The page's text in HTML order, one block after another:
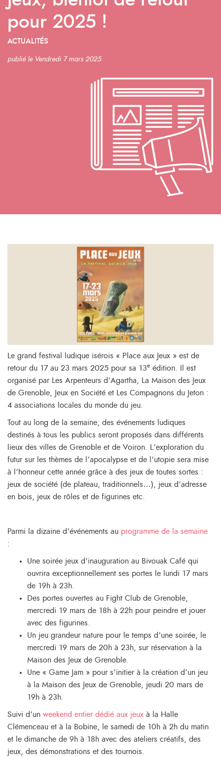
pour 2025 !
ACTUALITÉS
publié le Vendredi 7 mars 2025
Le grand festival ludique isérois « Place aux Jeux » est de
retour du 17 au 23 mars 2025 pour sa 13e édition. Il est
organisé par Les Arpenteurs d’Agartha, La Maison des Jeux
de Grenoble, Jeux en Société et Les Compagnons du Jeton :
4 associations locales du monde du jeu.
Tout au long de la semaine, des événements ludiques
destinés à tous les publics seront proposés dans différents
lieux des villes de Grenoble et de Voiron. L’exploration du
futur sur les thèmes de l’apocalypse et de l’utopie sera mise
à l’honneur cette année grâce à des jeux de toutes sortes :
jeux de société (de plateau, traditionnels…), jeux d’adresse
en bois, jeux de rôles et de figurines etc.
Parmi la dizaine d’événements au programme de la semaine
:
Une soirée jeux d’inauguration au Bivouak Café qui
ouvrira exceptionnellement ses portes le lundi 17 mars
de 19h à 23h.
Des portes ouvertes au Fight Club de Grenoble,
mercredi 19 mars de 18h à 22h pour peindre et jouer
avec des figurines.
Un jeu grandeur nature pour le temps d’une soirée, le
mercredi 19 mars de 20h à 23h, sur réservation à la
Maison des Jeux de Grenoble.
Une « Game Jam » pour s’initier à la création d’un jeu
à la Maison des Jeux de Grenoble, jeudi 20 mars de
19h à 23h.
Suivi d’un weekend entier dédié aux jeux à la Halle
Clémenceau et à la Bobine, le samedi de 10h à 2h du matin
et le dimanche de 9h à 18h avec des ateliers créatifs, des
jeux, des démonstrations et des tournois.